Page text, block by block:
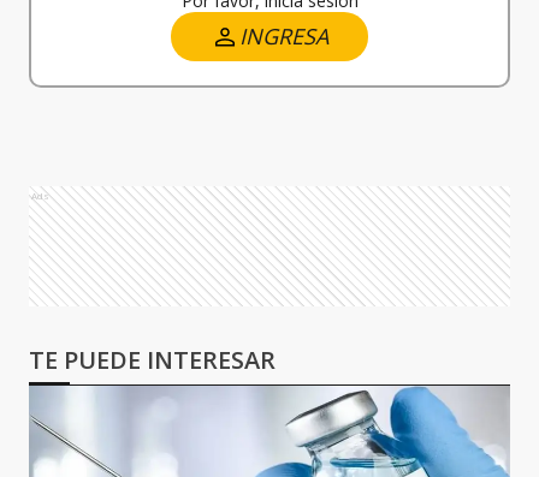
INGRESA
Ads
TE PUEDE INTERESAR